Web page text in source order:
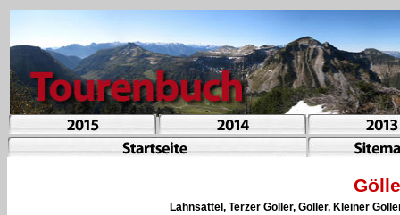
Lahnsattel, Terzer Göller, Göller, Kleiner